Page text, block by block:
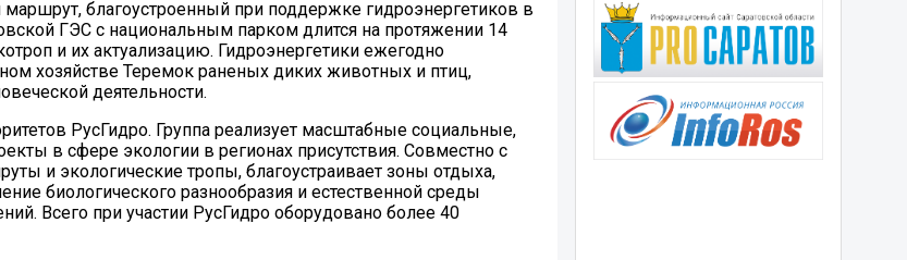
благоустроенный при поддержке гидроэнергетиков в
ГЭС с национальным парком длится на протяжении 14
и их актуализацию. Гидроэнергетики ежегодно
хозяйстве Теремок раненых диких животных и птиц,
деятельности.
РусГидро. Группа реализует масштабные социальные,
в сфере экологии в регионах присутствия. Совместно с
и экологические тропы, благоустраивает зоны отдыха,
биологического разнообразия и естественной среды
Всего при участии РусГидро оборудовано более 40